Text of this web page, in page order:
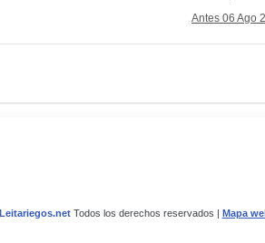
Antes 06 Ago
Leitariegos.netTodos los derechos reservados | Mapa